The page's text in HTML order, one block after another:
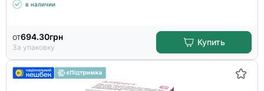
в наличии
от694.30грн
За упаковку
Купить